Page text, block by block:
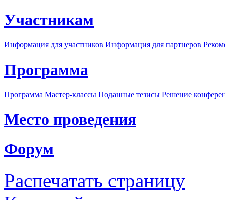
Участникам
Информация для участников Информация для партнеров
Программа
Программа Мастер-классы Поданные тезисы Решение
Место проведения
Форум
Распечатать страницу